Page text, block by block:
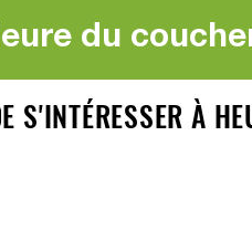
du
S'INTÉRESSER À